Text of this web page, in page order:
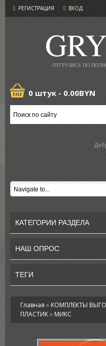
РЕГИСТРАЦИЯ ВХОД
ОТГРУЗИСЬ ПО
0 штук - 0.00BYN
КАТЕГОРИИ РАЗДЕЛА
НАШ ОПРОС
ТЕГИ
Главная » КОМПЛЕКТЫ
ПЛАСТИК » МИКС